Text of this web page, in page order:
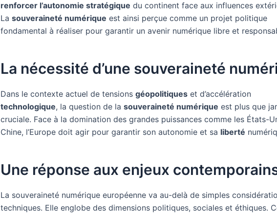
renforcer l’autonomie stratégique du continent face aux influences
La souveraineté numérique est ainsi perçue comme un projet politique
fondamental à réaliser pour garantir un avenir numérique libre et
La nécessité d’une souveraineté
Dans le contexte actuel de tensions géopolitiques et d’accélération
technologique, la question de la souveraineté numérique est plus que
cruciale. Face à la domination des grandes puissances comme les États-
Chine, l’Europe doit agir pour garantir son autonomie et sa liberté
Une réponse aux enjeux
La souveraineté numérique européenne va au-delà de simples
techniques. Elle englobe des dimensions politiques, sociales et éthiques.